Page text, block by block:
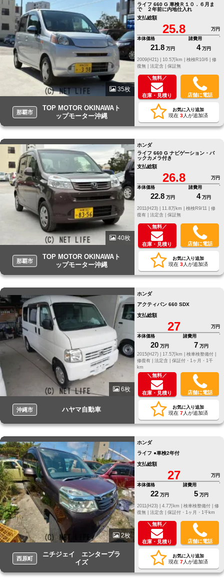
35枚
那覇市
TOP MOTOR OKINAWAト
ップモーター沖縄
ライフ 660 G 車検Ｒ１０．６月ま
で ２年前に内地仕入れ
支払総額
25.8
万円
本体価格
21.8 万円
諸費用
4 万円
修
復無 | 法定含 | 保証無
＼無料／
在庫・見積り 店舗に電話
お気に入り追加
現在 3人が追加済
40枚
那覇市
TOP MOTOR OKINAWAト
ップモーター沖縄
ホンダ
ライフ 660 G ナビゲーション・バ
ックカメラ付き
支払総額
26.8
万円
本体価格
22.8 万円
諸費用
4 万円
修
復有 | 法定含 | 保証無
＼無料／
在庫・見積り 店舗に電話
お気に入り追加
現在 3人が追加済
6枚
沖縄市 ハヤマ自動車
ホンダ
アクティバン 660 SDX
支払総額
27
万円
本体価格
20 万円
諸費用
7 万円
2015(H27) |
17.5万km |
検車検整備付 |
修復有 | 法定含 | 保証付・1ヶ月・1千
km
＼無料／
在庫・見積り 店舗に電話
お気に入り追加
現在 7人が追加済
2枚
西原町
ニチジェイ エンタープラ
イズ
ホンダ
ライフ ●車検2年付
支払総額
27
万円
本体価格
22 万円
諸費用
5 万円
修
復無 | 法定含 | 保証付・1ヶ月・1千km
＼無料／
在庫・見積り 店舗に電話
お気に入り追加
現在 7人が追加済